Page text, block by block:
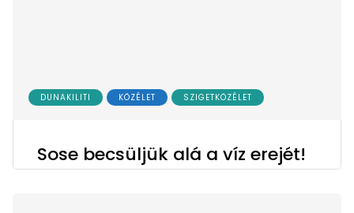
DUNAKILITI KÖZÉLET SZIGETKÖZÉLET
Sose becsüljük alá a víz erejét!